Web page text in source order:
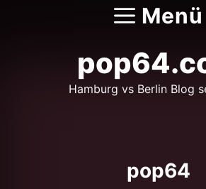
Menü
Hamburg vs Berlin Blog
pop64